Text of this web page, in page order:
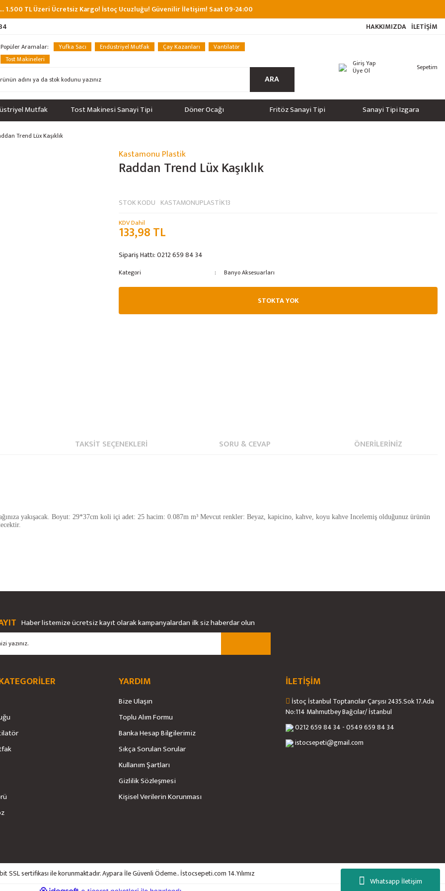
Whatsapp İletişim
1.500 TL Üzeri Ücretsiz Kargo! İstoç Ucuzluğu! Güvenilir İletişim! Saat 09-24:00
HAKKIMIZDA İLETİŞİM
Popüler Aramalar: Yufka Sacı Endüstriyel Mutfak Çay Kazanları
Vantilatör
Tost Makineleri
ARA
Giriş Yap
Üye Ol Sepetim
Mutfak Tost Makinesi Sanayi Tipi Döner Ocağı Fritöz Sanayi Tipi Sanayi Tipi Izgara
Trend Lüx Kaşıklık
Kastamonu Plastik
Raddan Trend Lüx Kaşıklık
STOK KODU KASTAMONUPLASTİK13
KDV Dahil
133,98 TL
Sipariş Hattı:0212 659 84 34
Kategori Banyo Aksesuarları
STOKTA YOK
TAKSIT SEÇENEKLERI SORU & CEVAP ÖNERILERINIZ
yakışacak. Boyut: 29*37cm koli içi adet: 25 hacim: 0.087m m³ Mevcut renkler: Beyaz, kapicino, kahve, koyu kahve Incelemiş olduğunuz ürünün
Bu ürüne ilk yorumu siz yapın!
Yorum Yaz
Soru Sor
Gönder
Haber listemize ücretsiz kayıt olarak kampanyalardan ilk siz haberdar olun
YARDIM
Bize Ulaşın
Toplu Alım Formu
Banka Hesap Bilgilerimiz
Sıkça Sorulan Sorular
Kullanım Şartları
Gizlilik Sözleşmesi
Kişisel Verilerin Korunması
İLETİŞİM
İstoç İstanbul Toptancılar Çarşısı 2435.Sok 17.Ada
No:114 Mahmutbey Bağcılar/ İstanbul
0212 659 84 34 - 0549 659 84 34
istocsepeti@gmail.com
sertifikası ile korunmaktadır. Aypara İle Güvenli Ödeme.. İstocsepeti.com 14.Yılımız